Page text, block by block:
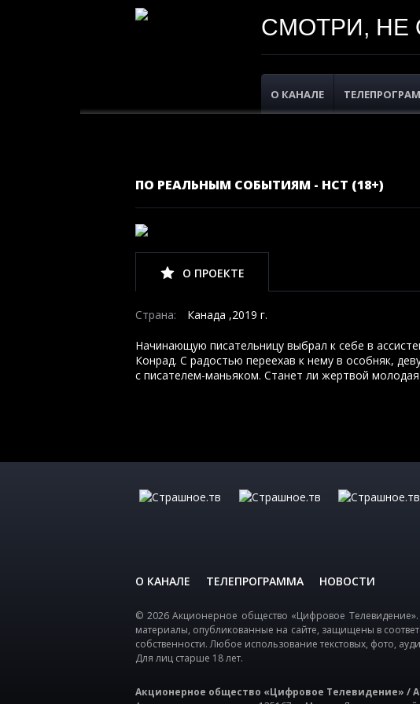
СМОТРИ, НЕ
О КАНАЛЕ
ПО РЕАЛЬНЫМ СОБЫТИЯМ - НСТ (18+)
О ПРОЕКТЕ
Страна: Канада ,2019 г.
Начинающую писательницу выбрал к себе в
Конрад. С радостью переехав к нему в особняк,
с писателем-маньяком. Станет ли жертвой молодая
О КАНАЛЕ ТЕЛЕПРОГРАММА НОВОСТИ
© 2026 Акционерное общество «Цифровое
материалы, опубликованные на сайте, защищены в
собственности. Любое использование текстовых, фото,
Для лиц старше 18 лет.
Акционерное общество «Цифровое Телевидение» /